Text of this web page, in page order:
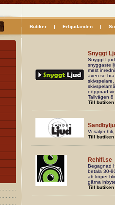
Butiker| Erbjudanden|
Snyggt
Snyggt
snyggaste
mest
även se
oöppnad
Tallvägen 8
Till butiken
Vi säljer
Till butiken
Rehifi.se
Begagnad
betala 30-
att köpet
gärna
Till butiken